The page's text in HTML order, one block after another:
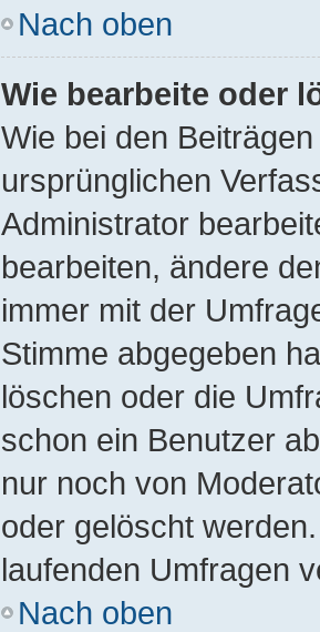
Nach oben
Wie bearbeite oder
Wie bei den
ursprünglichen
Administrator
bearbeiten, ändere
immer mit der
Stimme abgegeben
löschen oder die
schon ein Benutzer
nur noch von
oder gelöscht
laufenden Umfragen
Nach oben